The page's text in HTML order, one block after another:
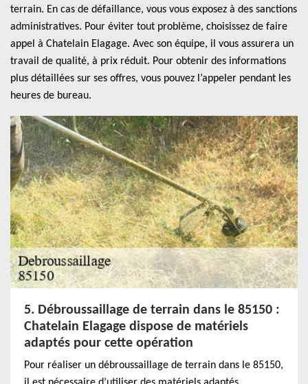
terrain. En cas de défaillance, vous vous exposez à des sanctions
administratives. Pour éviter tout problème, choisissez de faire
appel à Chatelain Elagage. Avec son équipe, il vous assurera un
travail de qualité, à prix réduit. Pour obtenir des informations
plus détaillées sur ses offres, vous pouvez l’appeler pendant les
heures de bureau.
5. Débroussaillage de terrain dans le 85150 :
Chatelain Elagage dispose de matériels
adaptés pour cette opération
Pour réaliser un débroussaillage de terrain dans le 85150,